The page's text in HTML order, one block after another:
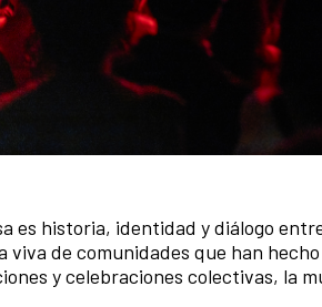
es historia, identidad y diálogo
viva de comunidades que han
y celebraciones colectivas, la